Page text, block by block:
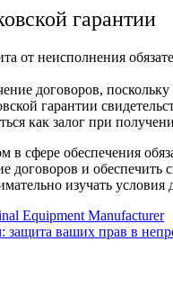
гарантии
от неисполнения
договоров,
гарантии
как залог при
в сфере обеспечения
договоров и
изучать условия
Equipment Manufacturer
ваших прав в